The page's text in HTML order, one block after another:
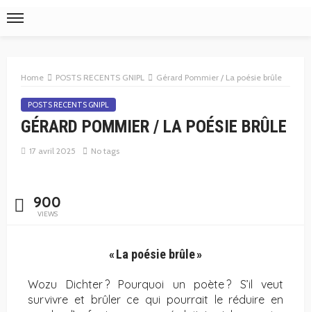
Home POSTS RECENTS GNIPL Gérard Pommier / La poésie brûle
POSTS RECENTS GNIPL
GÉRARD POMMIER / LA POÉSIE BRÛLE
17 avril 2025 No tags
900
VIEWS
« La poésie brûle »
Wozu Dichter ? Pourquoi un poète ? S’il veut
survivre et brûler ce qui pourrait le réduire en